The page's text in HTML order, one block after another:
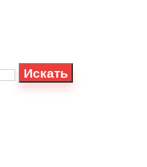
Искать